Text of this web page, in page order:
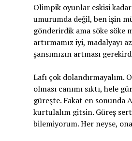
Olimpik oyunlar eskisi
umurumda değil, ben işin
gönderirdik ama söke söke
artırmamız iyi, madalyayı
şansımızın artması
Lafı çok dolandırmayalım.
olması canımı sıktı, hele
güreşte. Fakat en sonunda
kurtulalım gitsin. Güreş
bilemiyorum. Her neyse,